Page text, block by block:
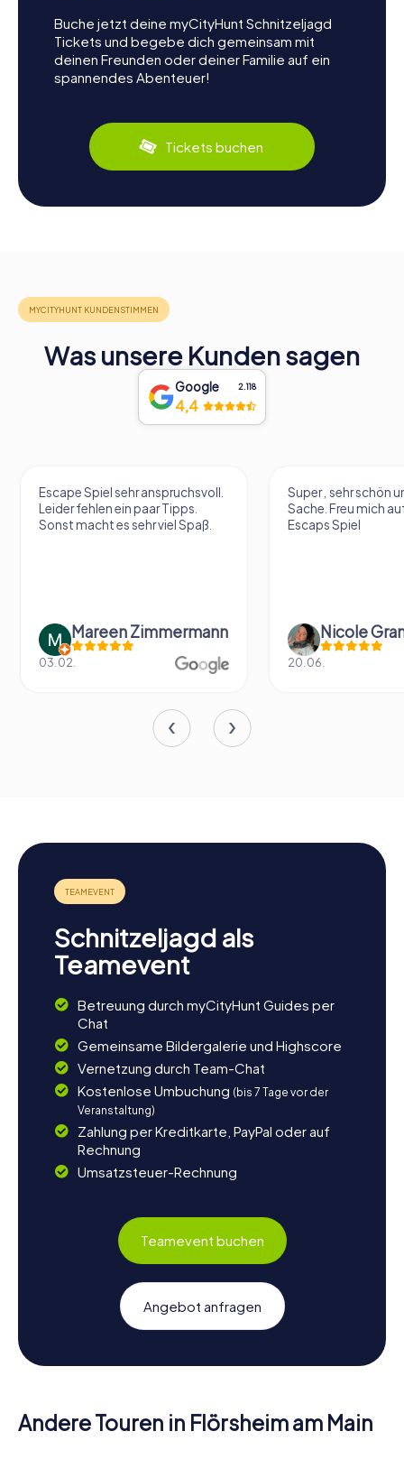
Buche jetzt deine myCityHunt Schnitzeljagd
Tickets und begebe dich gemeinsam mit
deinen Freunden oder deiner Familie auf ein
spannendes Abenteuer!
Tickets buchen
Was unsere Kunden sagen
Google 2.118
4,4
Escape Spiel sehr anspruchsvoll.
Leider fehlen ein paar Tipps.
Sonst macht es sehr viel Spaß.
Mareen Zimmermann
03.02.
Super , sehr schön
Sache. Freu mich
Escaps Spiel
Nicole
20.06.
Schnitzeljagd als
Teamevent
Betreuung durch myCityHunt Guides per
Chat
Gemeinsame Bildergalerie und Highscore
Vernetzung durch Team-Chat
Kostenlose Umbuchung (bis 7 Tage vor der
Veranstaltung)
Zahlung per Kreditkarte, PayPal oder auf
Rechnung
Umsatzsteuer-Rechnung
Teamevent buchen
Angebot anfragen
Andere Touren in Flörsheim am Main